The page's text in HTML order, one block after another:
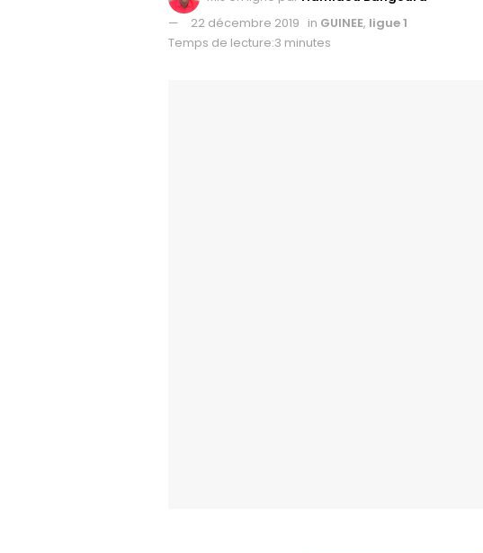
22 décembre 2019 in GUINEE, ligue 1
Temps de lecture:3 minutes